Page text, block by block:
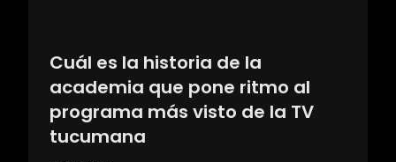
Cuál es la historia de la
academia que pone ritmo al
programa más visto de la TV
tucumana